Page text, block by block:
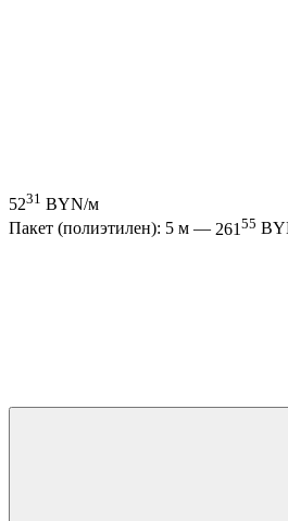
5231 BYN/м
Пакет (полиэтилен): 5 м — 261 55